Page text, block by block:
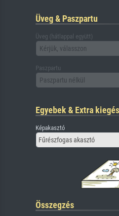
Üveg & Paszpartu
Üveg (hátlappal együtt)
Kérjük, válasszon
Paszpartu
Paszpartu nélkül
Egyebek & Extra
Képakasztó
Fűrészfogas akasztó
Összegzés